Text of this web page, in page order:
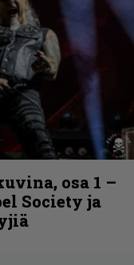
osa 1 –
Society ja